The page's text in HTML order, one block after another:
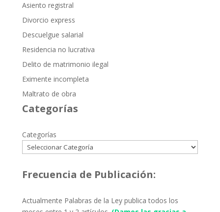
Asiento registral
Divorcio express
Descuelgue salarial
Residencia no lucrativa
Delito de matrimonio ilegal
Eximente incompleta
Maltrato de obra
Categorías
Categorías
Frecuencia de Publicación:
Actualmente Palabras de la Ley publica todos los